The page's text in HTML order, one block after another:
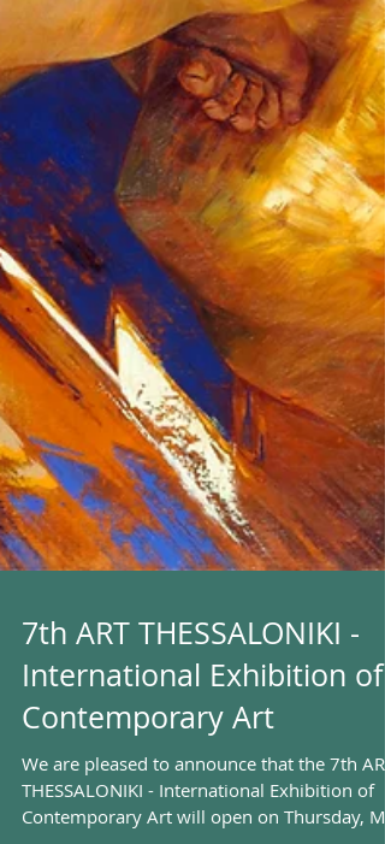
7th ART THESSALONIKI -
International Exhibition of
Contemporary Art
We are pleased to announce that the 7th ART